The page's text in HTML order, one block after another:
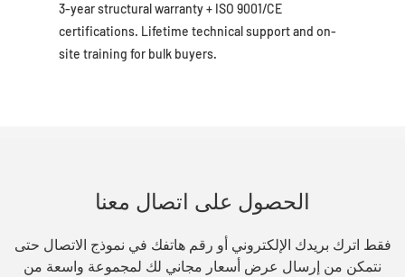
3-year structural warranty + ISO 9001/CE
certifications. Lifetime technical support and on-
site training for bulk buyers.
الحصول على اتصال معنا
فقط اترك بريدك الإلكتروني أو رقم هاتفك في نموذج الاتصال حتى
نتمكن من إرسال عرض أسعار مجاني لك لمجموعة واسعة من